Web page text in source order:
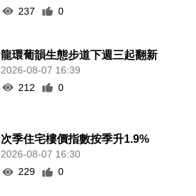
237
0
龍環葡韻生態步道下週三起翻新
2026-08-07 16:39
212
0
次季住宅樓價指數按季升1.9%
2026-08-07 16:30
229
0